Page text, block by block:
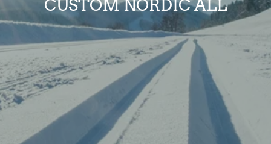
CUSTOM NORDIC ALL